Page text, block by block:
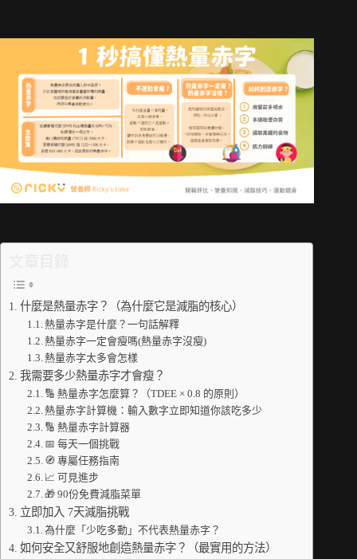
什麼是熱量赤字？（為什麼它是減脂的核心）
熱量赤字是什麼？一句話解釋
熱量赤字一定會瘦嗎(熱量赤字沒瘦)
熱量赤字太多會怎樣
我需要多少熱量赤字才會瘦？
🔢 熱量赤字怎麼算？（TDEE × 0.8 的原則）
熱量赤字計算機：輸入數字立即知道你該吃多少
🔢 熱量赤字計算器
📅 每天一個挑戰
🧭 專屬任務指南
📈 可見進步
🎁 90份免費減脂菜單
立即加入 7天減脂挑戰
為什麼「少吃多動」不代表熱量赤字？
如何安全又舒服地創造熱量赤字？（最實用的方法）